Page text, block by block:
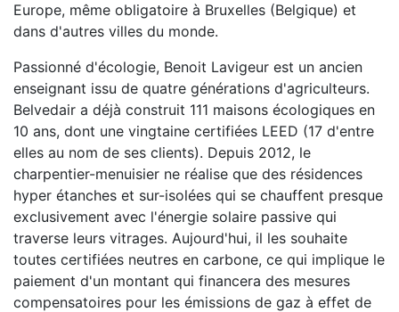
Europe, même obligatoire à Bruxelles (Belgique) et
dans d'autres villes du monde.
Passionné d'écologie, Benoit Lavigeur est un ancien
enseignant issu de quatre générations d'agriculteurs.
Belvedair a déjà construit 111 maisons écologiques en
10 ans, dont une vingtaine certifiées LEED (17 d'entre
elles au nom de ses clients). Depuis 2012, le
charpentier-menuisier ne réalise que des résidences
hyper étanches et sur-isolées qui se chauffent presque
exclusivement avec l'énergie solaire passive qui
traverse leurs vitrages. Aujourd'hui, il les souhaite
toutes certifiées neutres en carbone, ce qui implique le
paiement d'un montant qui financera des mesures
compensatoires pour les émissions de gaz à effet de